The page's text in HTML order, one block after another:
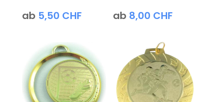
ab 5,50 CHF ab 8,00 CHF